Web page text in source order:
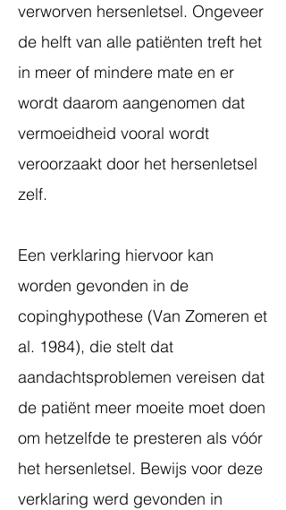
verworven hersenletsel. Ongeveer
de helft van alle patiënten treft het
in meer of mindere mate en er
wordt daarom aangenomen dat
vermoeidheid vooral wordt
veroorzaakt door het hersenletsel
zelf.
Een verklaring hiervoor kan
worden gevonden in de
copinghypothese (Van Zomeren et
al. 1984), die stelt dat
aandachtsproblemen vereisen dat
de patiënt meer moeite moet doen
om hetzelfde te presteren als vóór
het hersenletsel. Bewijs voor deze
verklaring werd gevonden in